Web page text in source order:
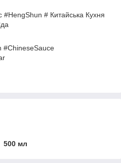
# Китайська Кухня
#ChineseSauce
500 мл